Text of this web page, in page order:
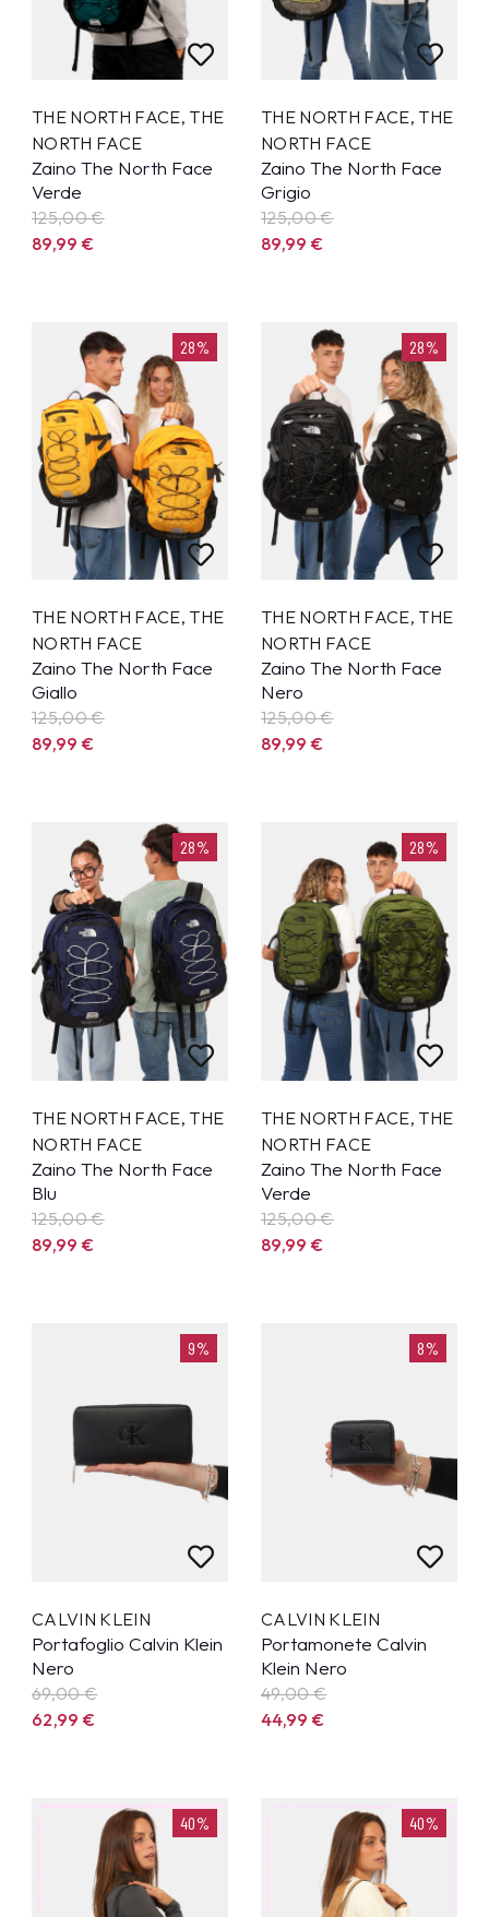
THE NORTH FACE, THE
NORTH FACE
Zaino The North Face
Verde
125,00 €
89,99€
THE NORTH FACE, THE
NORTH FACE
Zaino The North Face
Grigio
125,00 €
89,99€
28%
THE NORTH FACE, THE
NORTH FACE
Zaino The North Face
Giallo
125,00 €
89,99€
28%
THE NORTH FACE, THE
NORTH FACE
Zaino The North Face
Nero
125,00 €
89,99€
28%
THE NORTH FACE, THE
NORTH FACE
Zaino The North Face
Blu
125,00 €
89,99€
28%
THE NORTH FACE, THE
NORTH FACE
Zaino The North Face
Verde
125,00 €
89,99€
9%
CALVIN KLEIN
Portafoglio Calvin Klein
Nero
69,00 €
62,99€
8%
CALVIN KLEIN
Portamonete Calvin
Klein Nero
49,00 €
44,99€
40% 40%